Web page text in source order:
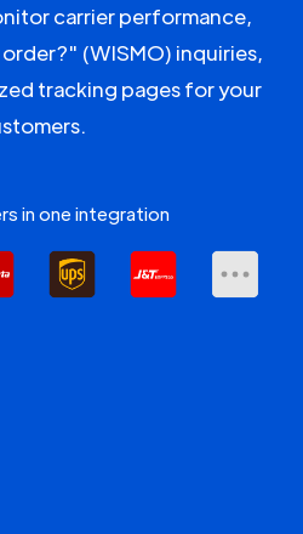
carrier performance,
(WISMO) inquiries,
tracking pages for your
in one integration